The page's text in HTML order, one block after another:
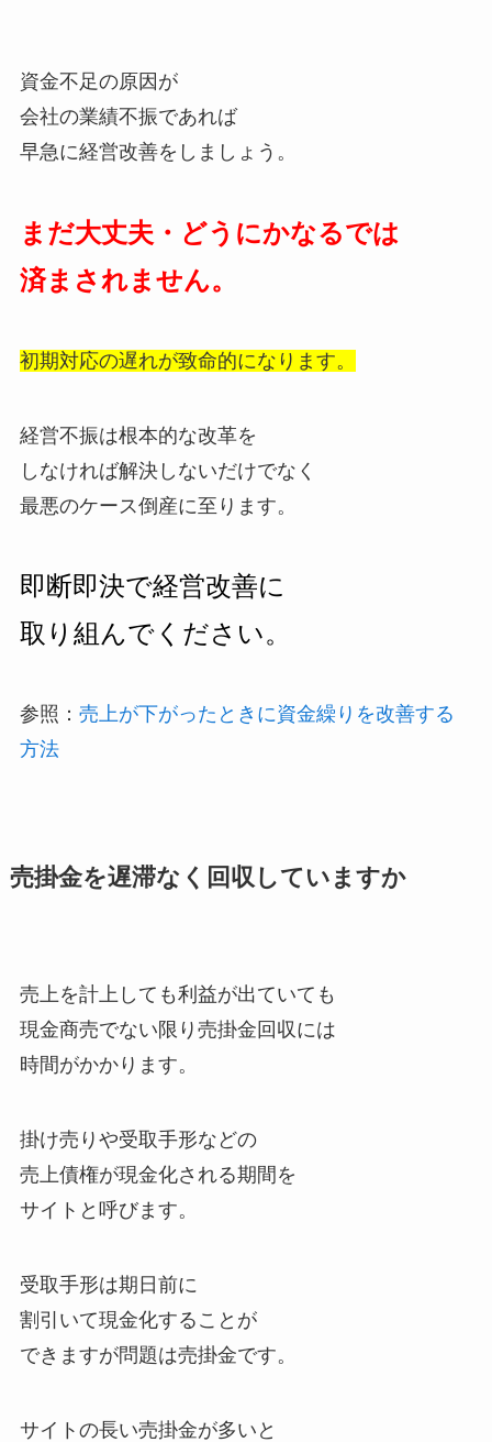
資金不足の原因が
会社の業績不振であれば
早急に経営改善をしましょう。
まだ大丈夫・どうにかなるでは
済まされません。
初期対応の遅れが致命的になります。
経営不振は根本的な改革を
しなければ解決しないだけでなく
最悪のケース倒産に至ります。
即断即決で経営改善に
取り組んでください。
参照： 売上が下がったときに資金繰りを改善する
方法
売掛金を遅滞なく回収していますか
売上を計上しても利益が出ていても
現金商売でない限り売掛金回収には
時間がかかります。
掛け売りや受取手形などの
売上債権が現金化される期間を
サイトと呼びます。
受取手形は期日前に
割引いて現金化することが
できますが問題は売掛金です。
サイトの長い売掛金が多いと